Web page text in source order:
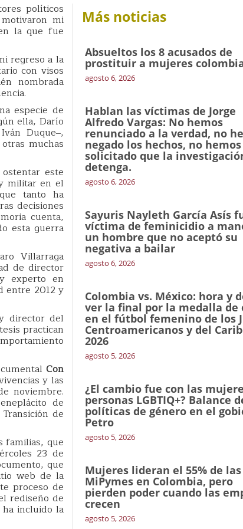
políticos
mi
la que fue
regreso a la
con visos
nombrada
especie de
ella, Darío
Duque‒,
muchas
este
militar en el
tanto ha
decisiones
cuenta,
esta guerra
Villarraga
de director
experto en
entre 2012 y
director del
practican
Con
y las
noviembre.
de
de
familias, que
23 de
que
web de la
proceso de
rediseño de
incluido la
Más noticias
Absueltos los 8 acusados de
prostituir a mujeres
agosto 6, 2026
Hablan las víctimas de Jorge
Alfredo Vargas: No hemos
renunciado a la verdad, no
negado los hechos, no hemos
solicitado que la
detenga.
agosto 6, 2026
Sayuris Nayleth García Asís
víctima de feminicidio a
un hombre que no aceptó su
negativa a bailar
agosto 6, 2026
Colombia vs. México: hora y
ver la final por la medalla de
en el fútbol femenino de los
Centroamericanos y del
2026
agosto 5, 2026
¿El cambio fue con las
personas LGBTIQ+? Balance
políticas de género en el
Petro
agosto 5, 2026
Mujeres lideran el 55% de las
MiPymes en Colombia, pero
pierden poder cuando las
crecen
agosto 5, 2026